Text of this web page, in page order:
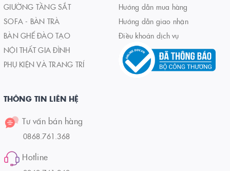
GIƯỜNG TẦNG SẮT
SOFA - BÀN TRÀ
BÀN GHẾ ĐÀO TẠO
NỘI THẤT GIA ĐÌNH
PHỤ KIỆN VÀ TRANG TRÍ
Hướng dẫn mua hàng
Hướng dẫn giao nhận
Điều khoản dịch vụ
THÔNG TIN LIÊN HỆ
Tư vấn bán hàng
0868.761.368
Hotline